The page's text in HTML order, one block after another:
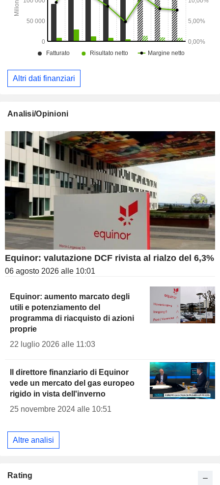
Altri dati finanziari
Analisi/Opinioni
Equinor: valutazione DCF rivista al rialzo del 6,3%
06 agosto 2026 alle 10:01
Equinor: aumento marcato degli
utili e potenziamento del
programma di riacquisto di azioni
proprie
22 luglio 2026 alle 11:03
Il direttore finanziario di Equinor
vede un mercato del gas europeo
rigido in vista dell'inverno
25 novembre 2024 alle 10:51
Altre analisi
Rating